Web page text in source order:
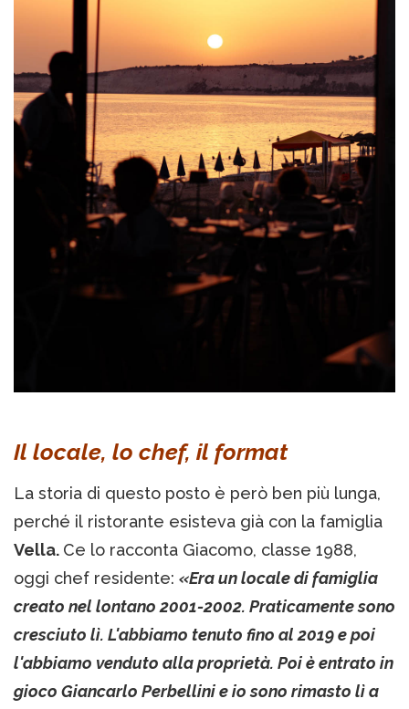
Il locale, lo chef, il format
La storia di questo posto è però ben più lunga,
perché il ristorante esisteva già con la famiglia
Vella. Ce lo racconta Giacomo, classe 1988,
oggi chef residente: «Era un locale di famiglia
creato nel lontano 2001-2002. Praticamente sono
cresciuto lì. L'abbiamo tenuto fino al 2019 e poi
l'abbiamo venduto alla proprietà. Poi è entrato in
gioco Giancarlo Perbellini e io sono rimasto lì a